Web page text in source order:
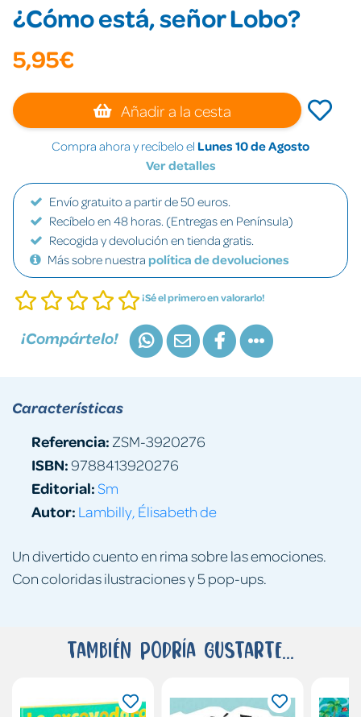
¿Cómo está, señor Lobo?
5,95€
Añadir a la cesta
Compra ahora y recíbelo el Lunes 10 de Agosto
Ver detalles
Envío gratuito a partir de 50 euros.
Recíbelo en 48 horas. (Entregas en Península)
Recogida y devolución en tienda gratis.
Más sobre nuestra política de devoluciones
¡Sé el primero en valorarlo!
¡Compártelo!
Un divertido cuento en rima sobre las emociones.
Con coloridas ilustraciones y 5 pop-ups.
Características
Referencia: ZSM-3920276
ISBN:9788413920276
Editorial:Sm
Autor: Lambilly, Élisabeth de
También podría gustarte...